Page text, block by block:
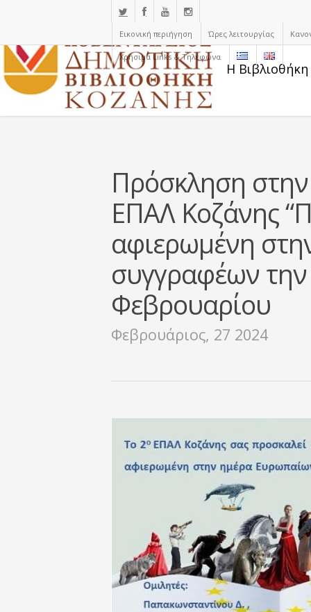
Εικονική περιήγηση Ώρες λειτουργίας
Χρήσιμα Links & Τηλέφωνα
Η
Πρόσκληση
ΕΠΑΛ Κοζάνης
αφιερωμένη
συγγραφέων
Φεβρουαρίου
Φεβρουάριος, 27 2024